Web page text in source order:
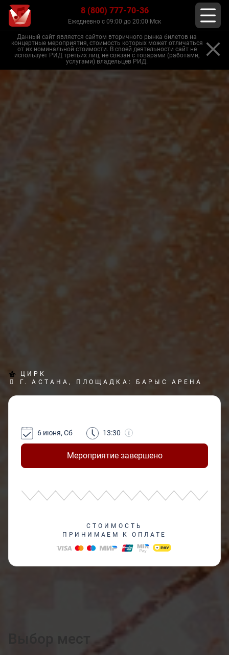
8 (800) 777-70-36
Ежедневно с 09:00 до 20:00 Мск
Данный сайт является сайтом вторичного рынка билетов на
концертные мероприятия, стоимость которых может отличаться
от их номинальной стоимости. В своей деятельности сайт не
использует РИД третьих лиц, не связан с товарами (работами,
услугами) владельцев РИД.
ЦИРК
Г. АСТАНА, ПЛОЩАДКА: БАРЫС АРЕНА
Мероприятие завершено
6 июня, Сб 13:30
СТОИМОСТЬ
ПРИНИМАЕМ К ОПЛАТЕ